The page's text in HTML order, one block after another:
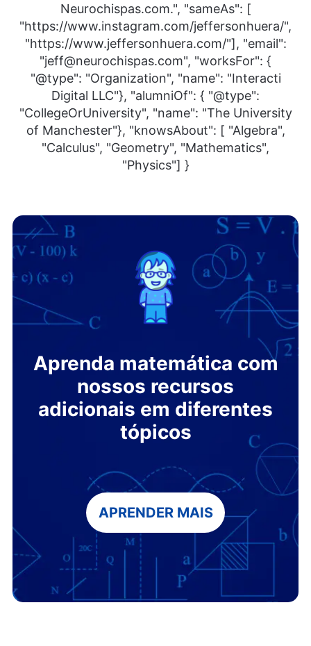
Neurochispas.com.", "sameAs": [
"https://www.instagram.com/jeffersonhuera/",
"https://www.jeffersonhuera.com/"], "email":
"jeff@neurochispas.com", "worksFor": {
"@type": "Organization", "name": "Interacti
Digital LLC"}, "alumniOf": { "@type":
"CollegeOrUniversity", "name": "The University
of Manchester"}, "knowsAbout": [ "Algebra",
"Calculus", "Geometry", "Mathematics",
"Physics"] }
Aprenda matemática com
nossos recursos
adicionais em diferentes
tópicos
APRENDER MAIS